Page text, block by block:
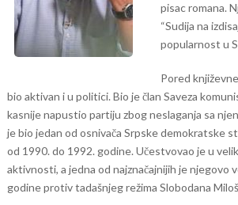
pisac romana.
“Sudija na
popularnost u
Pored
bio aktivan i u politici. Bio je član Saveza
kasnije napustio partiju zbog neslaganja sa
je bio jedan od osnivača Srpske demokratske
od 1990. do 1992. godine. Učestvovao je u
aktivnosti, a jedna od najznačajnijih je njegovo
godine protiv tadašnjeg režima Slobodana